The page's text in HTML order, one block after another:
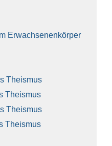
Erwach­se­nen­kör­per
The­is­mus
The­is­mus
The­is­mus
The­is­mus